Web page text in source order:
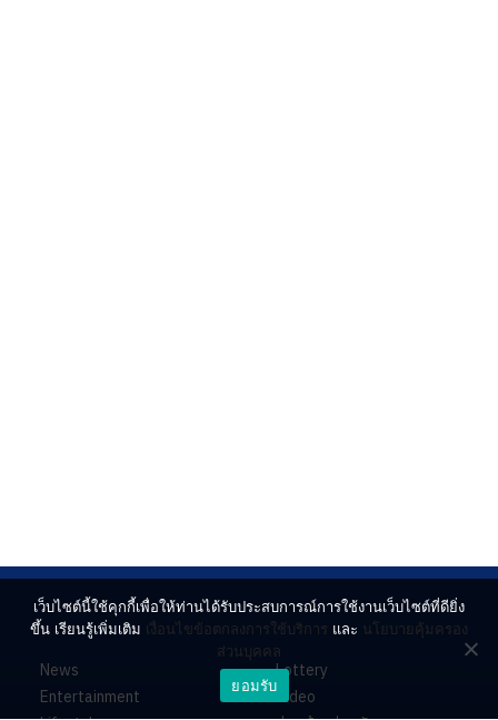
News
Entertainment
Lottery
Video
เว็บไซต์นี้ใช้คุกกี้เพื่อให้ท่านได้รับประสบการณ์การใช้งานเว็บไซต์ที่ดียิ่ง
ขึ้น เรียนรู้เพิ่มเติม เงื่อนไขข้อตกลงการใช้บริการ และ นโยบายคุ้มครอง
ส่วนบุคคล
ยอมรับ